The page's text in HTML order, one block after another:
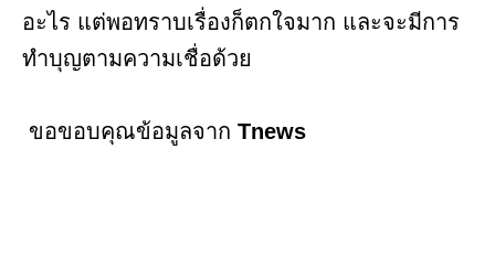
อะไร แต่พอทราบเรื่องก็ตกใจมาก และจะมีการ
ทำบุญตามความเชื่อด้วย
ขอขอบคุณข้อมูลจาก Tnews